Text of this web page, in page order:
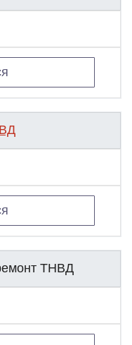
ТНВД